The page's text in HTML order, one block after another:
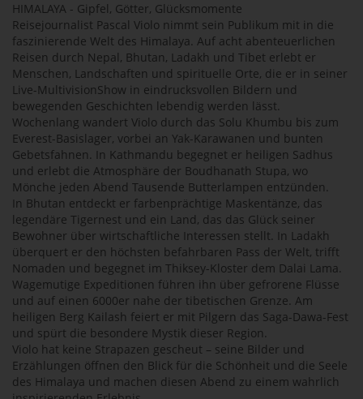
HIMALAYA - Gipfel, Götter, Glücksmomente
Reisejournalist Pascal Violo nimmt sein Publikum mit in die
faszinierende Welt des Himalaya. Auf acht abenteuerlichen
Reisen durch Nepal, Bhutan, Ladakh und Tibet erlebt er
Menschen, Landschaften und spirituelle Orte, die er in seiner
Live-MultivisionShow in eindrucksvollen Bildern und
bewegenden Geschichten lebendig werden lässt.
Wochenlang wandert Violo durch das Solu Khumbu bis zum
Everest-Basislager, vorbei an Yak-Karawanen und bunten
Gebetsfahnen. In Kathmandu begegnet er heiligen Sadhus
und erlebt die Atmosphäre der Boudhanath Stupa, wo
Mönche jeden Abend Tausende Butterlampen entzünden.
In Bhutan entdeckt er farbenprächtige Maskentänze, das
legendäre Tigernest und ein Land, das das Glück seiner
Bewohner über wirtschaftliche Interessen stellt. In Ladakh
überquert er den höchsten befahrbaren Pass der Welt, trifft
Nomaden und begegnet im Thiksey-Kloster dem Dalai Lama.
Wagemutige Expeditionen führen ihn über gefrorene Flüsse
und auf einen 6000er nahe der tibetischen Grenze. Am
heiligen Berg Kailash feiert er mit Pilgern das Saga-Dawa-Fest
und spürt die besondere Mystik dieser Region.
Violo hat keine Strapazen gescheut – seine Bilder und
Erzählungen öffnen den Blick für die Schönheit und die Seele
des Himalaya und machen diesen Abend zu einem wahrlich